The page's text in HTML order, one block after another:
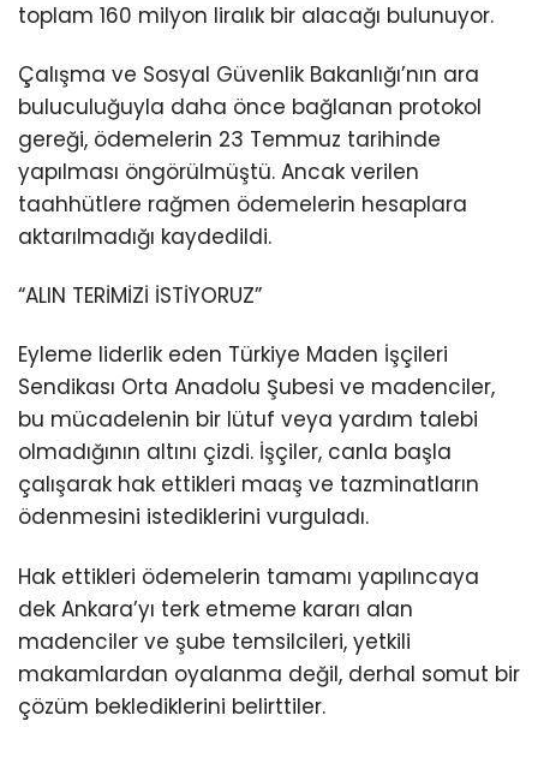
toplam 160 milyon liralık bir alacağı bulunuyor.
Çalışma ve Sosyal Güvenlik Bakanlığı’nın ara
buluculuğuyla daha önce bağlanan protokol
gereği, ödemelerin 23 Temmuz tarihinde
yapılması öngörülmüştü. Ancak verilen
taahhütlere rağmen ödemelerin hesaplara
aktarılmadığı kaydedildi.
“ALIN TERİMİZİ İSTİYORUZ”
Eyleme liderlik eden Türkiye Maden İşçileri
Sendikası Orta Anadolu Şubesi ve madenciler,
bu mücadelenin bir lütuf veya yardım talebi
olmadığının altını çizdi. İşçiler, canla başla
çalışarak hak ettikleri maaş ve tazminatların
ödenmesini istediklerini vurguladı.
Hak ettikleri ödemelerin tamamı yapılıncaya
dek Ankara’yı terk etmeme kararı alan
madenciler ve şube temsilcileri, yetkili
makamlardan oyalanma değil, derhal somut bir
çözüm beklediklerini belirttiler.